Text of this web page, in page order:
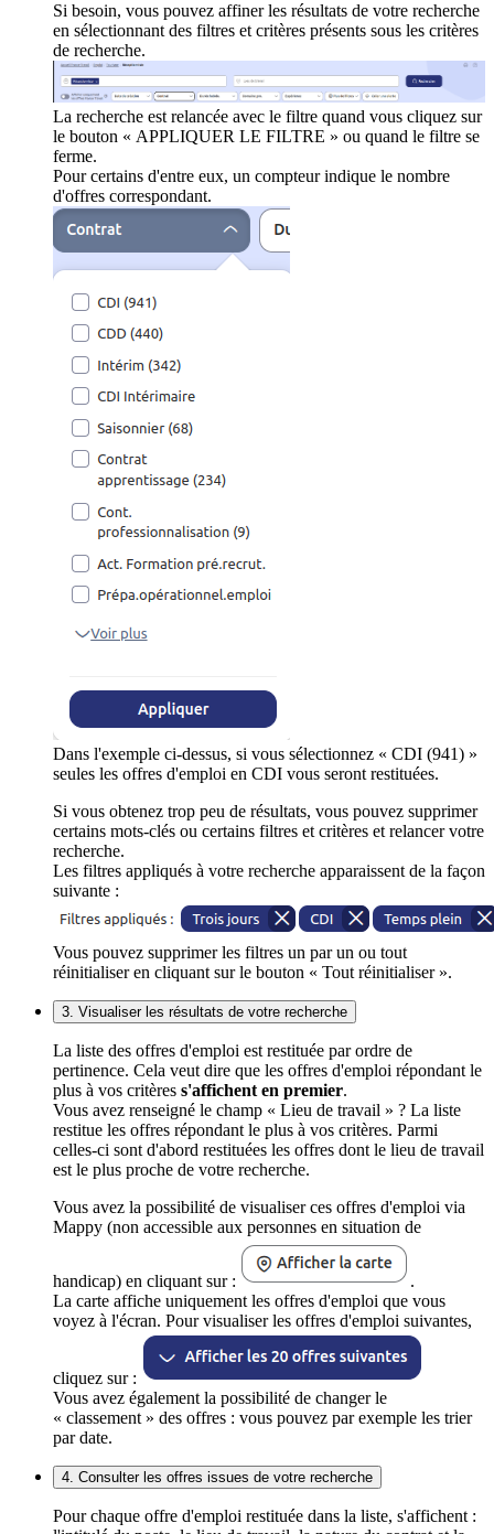
Si besoin, vous pouvez affiner les résultats de votre recherche
en sélectionnant des filtres et critères présents sous les critères
de recherche.
La recherche est relancée avec le filtre quand vous cliquez sur
le bouton « APPLIQUER LE FILTRE » ou quand le filtre se
ferme.
Pour certains d'entre eux, un compteur indique le nombre
d'offres correspondant.
Dans l'exemple ci-dessus, si vous sélectionnez « CDI (941) »
seules les offres d'emploi en CDI vous seront restituées.
Si vous obtenez trop peu de résultats, vous pouvez supprimer
certains mots-clés ou certains filtres et critères et relancer votre
recherche.
Les filtres appliqués à votre recherche apparaissent de la façon
suivante :
Vous pouvez supprimer les filtres un par un ou tout
réinitialiser en cliquant sur le bouton « Tout réinitialiser ».
3. Visualiser les résultats de votre recherche
La liste des offres d'emploi est restituée par ordre de
pertinence. Cela veut dire que les offres d'emploi répondant le
plus à vos critères s'affichent en premier.
Vous avez renseigné le champ « Lieu de travail » ? La liste
restitue les offres répondant le plus à vos critères. Parmi
celles-ci sont d'abord restituées les offres dont le lieu de travail
est le plus proche de votre recherche.
Vous avez la possibilité de visualiser ces offres d'emploi via
Mappy (non accessible aux personnes en situation de
handicap) en cliquant sur :
.
La carte affiche uniquement les offres d'emploi que vous
voyez à l'écran. Pour visualiser les offres d'emploi suivantes,
cliquez sur :
Vous avez également la possibilité de changer le
« classement » des offres : vous pouvez par exemple les trier
par date.
4. Consulter les offres issues de votre recherche
Pour chaque offre d'emploi restituée dans la liste, s'affichent :